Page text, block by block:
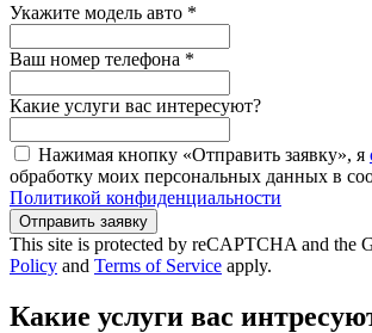
Укажите модель авто *
Ваш номер телефона *
Какие услуги вас интересуют?
Нажимая кнопку «Отправить заявку», я
обработку моих персональных данных в
Политикой конфиденциальности
Отправить заявку
This site is protected by reCAPTCHA and the
Policy and Terms of Service apply.
Какие услуги вас